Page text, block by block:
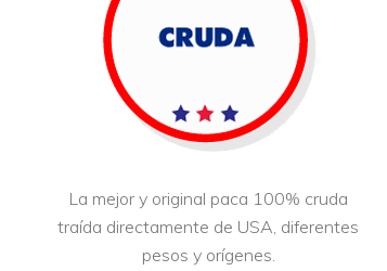
La mejor y original paca 100% cruda
traída directamente de USA, diferentes
pesos y orígenes.